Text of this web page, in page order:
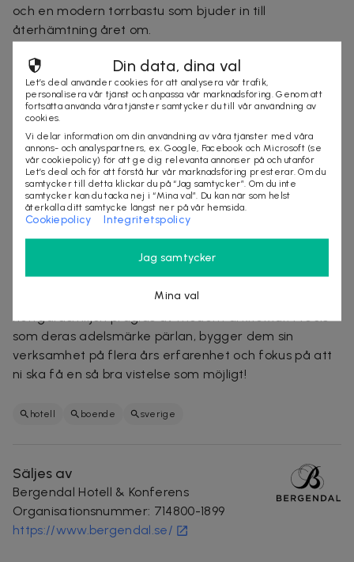
och en modern torrbastu som bjuder in till
återhämtning året om.
För den som vill kombinera värme med ett
uppfriskande dopp ligger Edsviken en kort promenad
bort. Vägen ner är en del av upplevelsen och väl
framme väntar en svalkande kontrast till bastuns
behagliga värme.
En plats för stillhet, återhämtning och njutning, året
runt.
Om Bergendal
Vid Edsvikens strand, bara 20 minuter från Stockholm
och Arlanda, finner ni Bergendal, en plats för
konferenser, fest och avkoppling. Detta är nu en
mötesplats som växt ihop med naturen, där den vita
herrgårdsmiljön präglas av modern arkitektur. Precis
som deras adelsmärke pärlan, bygger dem sin
verksamhet på flera års erfarenhet och fokus på att
ni ska få en så bra vistelse som möjligt!
hotell boende sverige
Säljes av
Bergendal Hotell & Konferens
Organisationsnummer: 714800-1899
https://www.bergendal.se/
Din data, dina val
Let’s deal använder cookies för att analysera vår trafik,
personalisera vår tjänst och anpassa vår marknadsföring. Genom att
fortsätta använda våra tjänster samtycker du till vår användning av
cookies.
Vi delar information om din användning av våra tjänster med våra
annons- och analyspartners, ex. Google, Facebook och Microsoft (se
vår cookiepolicy) för att ge dig relevanta annonser på och utanför
Let’s deal och för att förstå hur vår marknadsföring presterar. Om du
samtycker till detta klickar du på “Jag samtycker”. Om du inte
samtycker kan du tacka nej i “Mina val”. Du kan när som helst
återkalla ditt samtycke längst ner på vår hemsida.
Cookiepolicy Integritetspolicy
Jag samtycker
Mina val